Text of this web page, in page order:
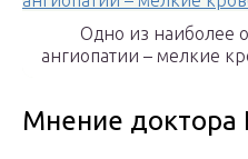
Одно из наиболее
ангиопатии – мелкие
Мнение доктора